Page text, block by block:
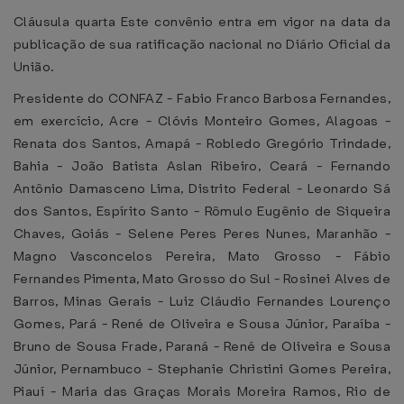
Cláusula quarta Este convênio entra em vigor na data da
publicação de sua ratificação nacional no Diário Oficial da
União.
Presidente do CONFAZ - Fabio Franco Barbosa Fernandes,
em exercício, Acre - Clóvis Monteiro Gomes, Alagoas -
Renata dos Santos, Amapá - Robledo Gregório Trindade,
Bahia - João Batista Aslan Ribeiro, Ceará - Fernando
Antônio Damasceno Lima, Distrito Federal - Leonardo Sá
dos Santos, Espírito Santo - Rômulo Eugênio de Siqueira
Chaves, Goiás - Selene Peres Peres Nunes, Maranhão -
Magno Vasconcelos Pereira, Mato Grosso - Fábio
Fernandes Pimenta, Mato Grosso do Sul - Rosinei Alves de
Barros, Minas Gerais - Luiz Cláudio Fernandes Lourenço
Gomes, Pará - René de Oliveira e Sousa Júnior, Paraíba -
Bruno de Sousa Frade, Paraná - René de Oliveira e Sousa
Júnior, Pernambuco - Stephanie Christini Gomes Pereira,
Piauí - Maria das Graças Morais Moreira Ramos, Rio de